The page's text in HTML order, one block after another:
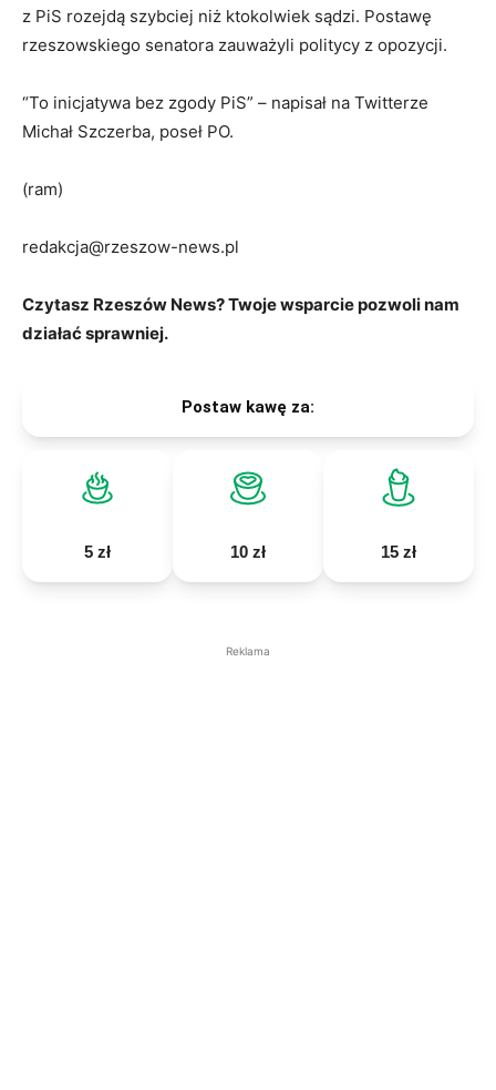
z PiS rozejdą szybciej niż ktokolwiek sądzi. Postawę
rzeszowskiego senatora zauważyli politycy z opozycji.
“To inicjatywa bez zgody PiS” – napisał na Twitterze
Michał Szczerba, poseł PO.
(ram)
redakcja@rzeszow-news.pl
Czytasz Rzeszów News? Twoje wsparcie pozwoli nam
działać sprawniej.
Postaw kawę za:
5 zł 10 zł 15 zł
Reklama